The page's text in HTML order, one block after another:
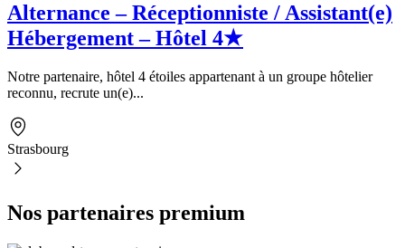
Alternance – Réceptionniste / Assistant(e)
Hébergement – Hôtel 4★
Notre partenaire, hôtel 4 étoiles appartenant à un groupe hôtelier
reconnu, recrute un(e)...
Strasbourg
Nos partenaires premium